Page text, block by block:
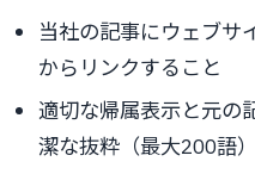
当社の記事にウェブサ
からリンクすること
適切な帰属表示と元の
潔な抜粋（最大200語